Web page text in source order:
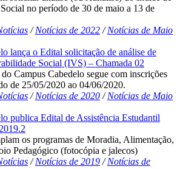
no período de 30 de maio a 13 de
/Notícias de 2022 /Notícias de Maio
lança o Edital solicitação de análise de
Social (IVS) – Chamada 02
Campus Cabedelo segue com inscrições
de 25/05/2020 ao 04/06/2020.
/Notícias de 2020 /Notícias de Maio
publica Edital de Assistência Estudantil
os programas de Moradia, Alimentação,
Pedagógico (fotocópia e jalecos)
/Notícias de 2019 /Notícias de